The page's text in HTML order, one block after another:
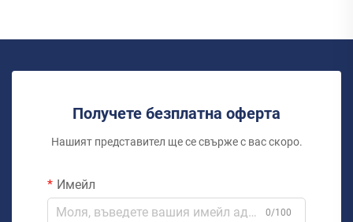
Получете безплатна оферта
Нашият представител ще се свърже с вас скоро.
Имейл
0/100